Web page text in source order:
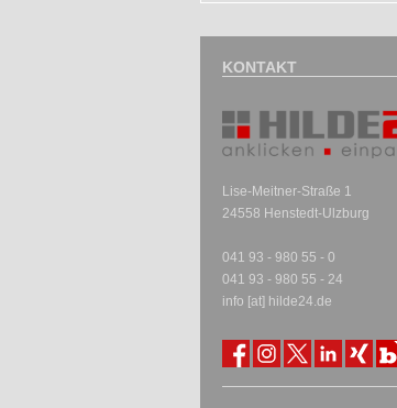
KONTAKT
Lise-Meitner-Straße 1
24558 Henstedt-Ulzburg
041 93 - 980 55 - 0
041 93 - 980 55 - 24
info [at] hilde24.de